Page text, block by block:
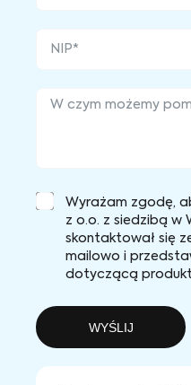
Wyrażam zgodę,
z o.o. z siedzibą w
skontaktował się
mailowo i
dotyczącą
WYŚLIJ